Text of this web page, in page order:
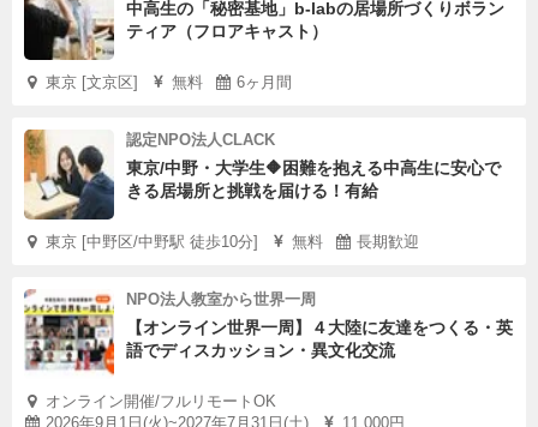
中高生の「秘密基地」b-labの居場所づくりボラン
ティア（フロアキャスト）
東京 [文京区] 無料 6ヶ月間
認定NPO法人CLACK
東京/中野・大学生🔶困難を抱える中高生に安心で
きる居場所と挑戦を届ける！有給
東京 [中野区/中野駅 徒歩10分] 無料 長期歓迎
NPO法人教室から世界一周
【オンライン世界一周】４大陸に友達をつくる・英
語でディスカッション・異文化交流
オンライン開催/フルリモートOK
2026年9月1日(火)~2027年7月31日(土)
11,000円